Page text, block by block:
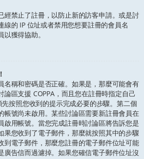
經禁止了註冊，以防止新的訪客申請。或是討
線的 IP 位址或者禁用您想要註冊的會員名
獲得協助。
名稱和密碼是否正確。如果是，那麼可能會有
論區支援 COPPA，而且您在註冊時指定自己
按照您收到的提示完成必要的步驟。第二個
帳號尚未啟用。某些討論區需要新註冊會員在
啟用帳號。當您完成註冊時討論區將告訴您是
果您收到了電子郵件，那麼就按照其中的步驟
到電子郵件，那麼您註冊的電子郵件位址可能
廣告信而過濾掉。如果您確信電子郵件位址沒